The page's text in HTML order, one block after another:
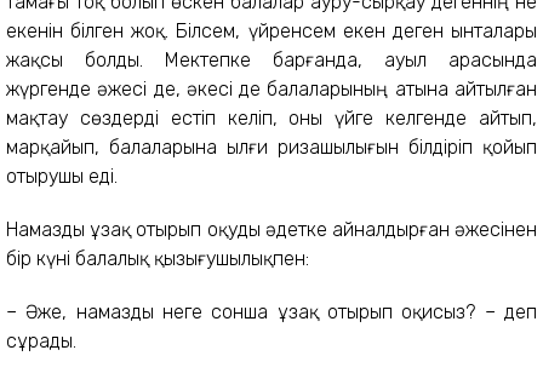
екенін білген жоқ. Білсем, үйренсем екен деген ынталары
жақсы болды. Мектепке барғанда, ауыл арасында
жүргенде әжесі де, әкесі де балаларының атына айтылған
мақтау сөздерді естіп келіп, оны үйге келгенде айтып,
марқайып, балаларына ылғи ризашылығын білдіріп қойып
отырушы еді.
Намазды ұзақ отырып оқуды әдетке айналдырған әжесінен
бір күні балалық қызығушылықпен:
– Әже, намазды неге сонша ұзақ отырып оқисыз? – деп
сұрады.